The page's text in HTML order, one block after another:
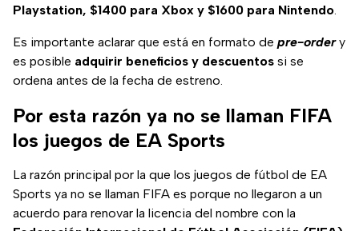
Playstation, $1400 para Xbox y $1600 para Nintendo.
Es importante aclarar que está en formato de pre-ordery
es posible adquirir beneficios y descuentos si se
ordena antes de la fecha de estreno.
Por esta razón ya no se llaman FIFA
los juegos de EA Sports
La razón principal por la que los juegos de fútbol de EA
Sports ya no se llaman FIFA es porque no llegaron a un
acuerdo para renovar la licencia del nombre con la